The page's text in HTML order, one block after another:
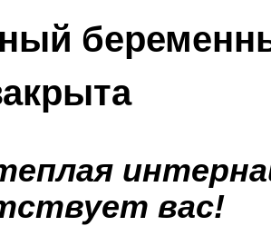
вас!